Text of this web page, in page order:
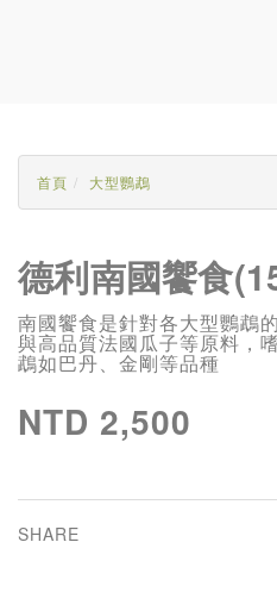
首頁 大型鸚鵡
德利南國饗食
南國饗食是針對各大型鸚鵡
與高品質法國瓜子等原料，
鵡如巴丹、金剛等品種
NTD 2,500
SHARE